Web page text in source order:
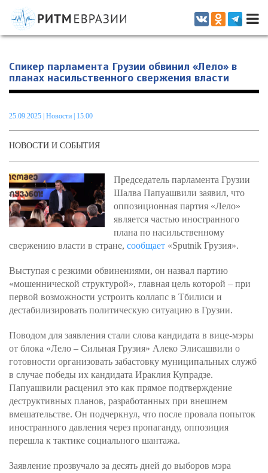
Информационно-аналитическое издание, посвященное актуальным
проблемам интеграции на постсоветском пространстве
Спикер парламента Грузии обвинил «Лело» в
планах насильственного свержения власти
25.09.2025 Новости | 15.00
НОВОСТИ И СОБЫТИЯ
Председатель парламента Грузии
Шалва Папуашвили заявил, что
оппозиционная партия «Лело»
является частью иностранного
плана по насильственному
свержению власти в стране, сообщает «Sputnik Грузия».
Выступая с резкими обвинениями, он назвал партию
«мошеннической структурой», главная цель которой – при
первой возможности устроить коллапс в Тбилиси и
дестабилизировать политическую ситуацию в Грузии.
Поводом для заявления стали слова кандидата в вице-мэры
от блока «Лело – Сильная Грузия» Алеко Элисашвили о
готовности организовать забастовку муниципальных служб
в случае победы их кандидата Ираклия Купрадзе.
Папуашвили расценил это как прямое подтверждение
деструктивных планов, разработанных при внешнем
вмешательстве. Он подчеркнул, что после провала попыток
иностранного давления через пропаганду, оппозиция
перешла к тактике социального шантажа.
Заявление прозвучало за десять дней до выборов мэра